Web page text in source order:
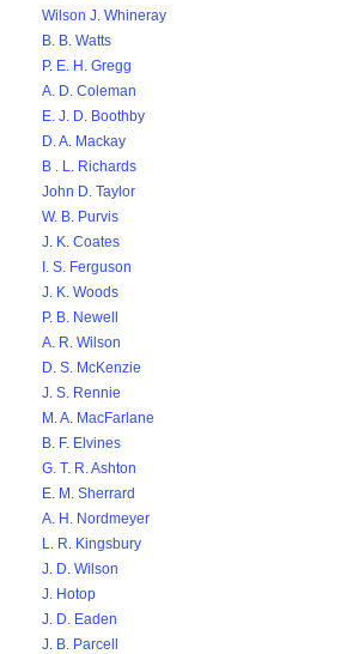
Wilson J. Whineray
B. B. Watts
P. E. H. Gregg
A. D. Coleman
E. J. D. Boothby
D. A. Mackay
B . L. Richards
John D. Taylor
W. B. Purvis
J. K. Coates
I. S. Ferguson
J. K. Woods
P. B. Newell
A. R. Wilson
D. S. McKenzie
J. S. Rennie
M. A. MacFarlane
B. F. Elvines
G. T. R. Ashton
E. M. Sherrard
A. H. Nordmeyer
L. R. Kingsbury
J. D. Wilson
J. Hotop
J. D. Eaden
J. B. Parcell